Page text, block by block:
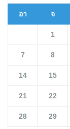
อา จ
1
7 8
14 15
21 22
28 29